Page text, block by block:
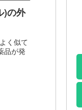
)の外
く似て
品が発